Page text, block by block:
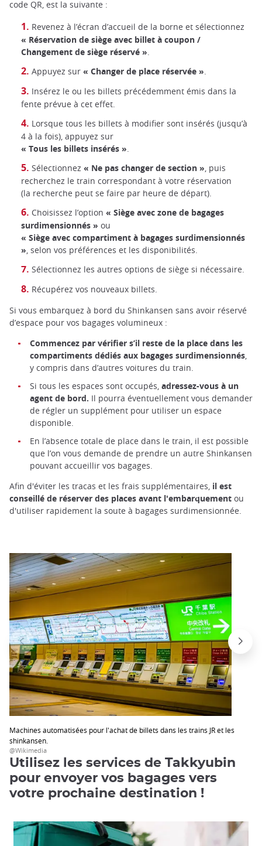
code QR, est la suivante :
Revenez à l’écran d’accueil de la borne et sélectionnez
« Réservation de siège avec billet à coupon /
Changement de siège réservé »
Appuyez sur « Changer de place réservée »
Insérez le ou les billets précédemment émis dans la
fente prévue à cet effet.
Lorsque tous les billets à modifier sont insérés (jusqu’à
4 à la fois), appuyez sur
« Tous les billets insérés »
Sélectionnez « Ne pas changer de section » , puis
recherchez le train correspondant à votre réservation
(la recherche peut se faire par heure de départ).
Choisissez l’option « Siège avec zone de bagages
surdimensionnés » ou
« Siège avec compartiment à bagages surdimensionnés
» , selon vos préférences et les disponibilités.
Sélectionnez les autres options de siège si nécessaire.
Récupérez vos nouveaux billets.
Si vous embarquez à bord du Shinkansen sans avoir réservé
d’espace pour vos bagages volumineux :
Commencez par vérifier s’il reste de la place dans les
compartiments dédiés aux bagages surdimensionnés,
y compris dans d’autres voitures du train.
Si tous les espaces sont occupés, adressez-vous à un
agent de bord. Il pourra éventuellement vous demander
de régler un supplément pour utiliser un espace
disponible.
En l’absence totale de place dans le train, il est possible
que l’on vous demande de prendre un autre Shinkansen
pouvant accueillir vos bagages.
Afin d'éviter les tracas et les frais supplémentaires, il est
conseillé de réserver des places avant l'embarquement ou
d'utiliser rapidement la soute à bagages surdimensionnée.
Machines automatisées pour l'achat de billets dans les trains JR et les
shinkansen.
@Wikimedia
Utilisez les services de Takkyubin
pour envoyer vos bagages vers
votre prochaine destination !